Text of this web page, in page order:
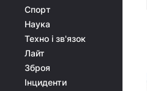
Спорт
Наука
Техно і зв'язок
Лайт
Зброя
Інциденти